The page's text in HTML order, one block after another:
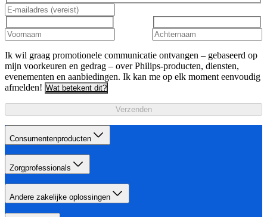
Ik wil graag promotionele communicatie ontvangen – gebaseerd op
mijn voorkeuren en gedrag – over Philips-producten, diensten,
evenementen en aanbiedingen. Ik kan me op elk moment eenvoudig
afmelden! Wat betekent dit?
Verzenden
Consumentenproducten
Zorgprofessionals
Andere zakelijke oplossingen